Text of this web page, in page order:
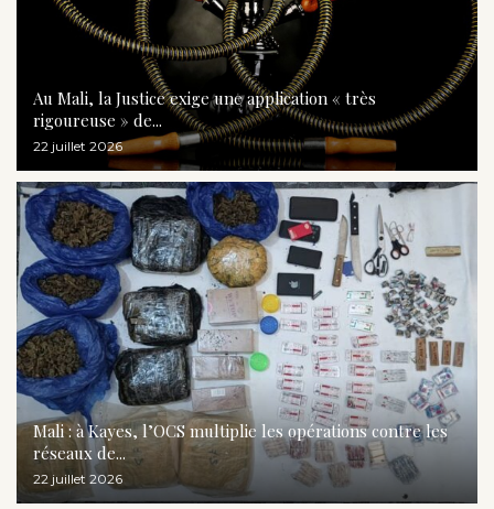
Au Mali, la Justice exige une application « très
rigoureuse » de...
22 juillet 2026
Mali : à Kayes, l’OCS multiplie les opérations contre les
réseaux de...
22 juillet 2026